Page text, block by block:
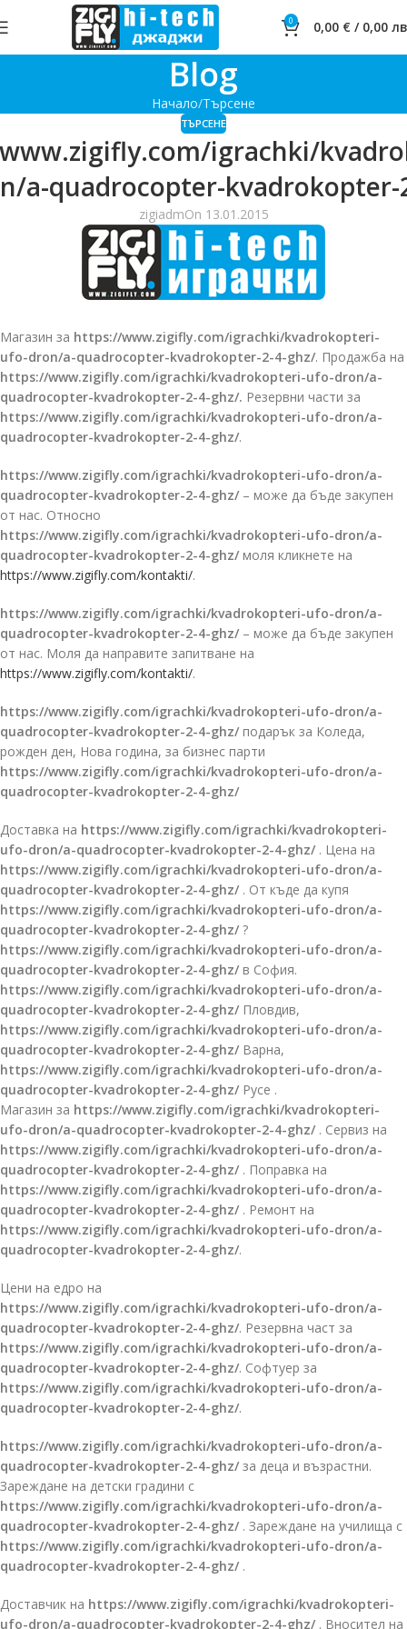
0 0,00 € / 0,00
Blog
Начало Търсене
ТЪРСЕНЕ
igrachki/
a-quadrocopter-kvadrokopter-
zigiadmOn 13.01.2015
Магазин за https://www.zigifly.com/igrachki/kvadrokopteri-
ufo-dron/a-quadrocopter-kvadrokopter-2-4-ghz/. Продажба на
https://www.zigifly.com/igrachki/kvadrokopteri-ufo-dron/a-
quadrocopter-kvadrokopter-2-4-ghz/. Резервни части за
https://www.zigifly.com/igrachki/kvadrokopteri-ufo-dron/a-
quadrocopter-kvadrokopter-2-4-ghz/.
https://www.zigifly.com/igrachki/kvadrokopteri-ufo-dron/a-
quadrocopter-kvadrokopter-2-4-ghz/ – може да бъде закупен
от нас. Относно
https://www.zigifly.com/igrachki/kvadrokopteri-ufo-dron/a-
quadrocopter-kvadrokopter-2-4-ghz/ моля кликнете на
https://www.zigifly.com/kontakti/.
https://www.zigifly.com/igrachki/kvadrokopteri-ufo-dron/a-
quadrocopter-kvadrokopter-2-4-ghz/ – може да бъде закупен
от нас. Моля да направите запитване на
https://www.zigifly.com/kontakti/.
https://www.zigifly.com/igrachki/kvadrokopteri-ufo-dron/a-
quadrocopter-kvadrokopter-2-4-ghz/ подарък за Коледа,
рожден ден, Нова година, за бизнес парти
https://www.zigifly.com/igrachki/kvadrokopteri-ufo-dron/a-
quadrocopter-kvadrokopter-2-4-ghz/
Доставка на https://www.zigifly.com/igrachki/kvadrokopteri-
ufo-dron/a-quadrocopter-kvadrokopter-2-4-ghz/ . Цена на
https://www.zigifly.com/igrachki/kvadrokopteri-ufo-dron/a-
quadrocopter-kvadrokopter-2-4-ghz/ . От къде да купя
https://www.zigifly.com/igrachki/kvadrokopteri-ufo-dron/a-
quadrocopter-kvadrokopter-2-4-ghz/ ?
https://www.zigifly.com/igrachki/kvadrokopteri-ufo-dron/a-
quadrocopter-kvadrokopter-2-4-ghz/ в София.
https://www.zigifly.com/igrachki/kvadrokopteri-ufo-dron/a-
quadrocopter-kvadrokopter-2-4-ghz/ Пловдив,
https://www.zigifly.com/igrachki/kvadrokopteri-ufo-dron/a-
quadrocopter-kvadrokopter-2-4-ghz/ Варна,
https://www.zigifly.com/igrachki/kvadrokopteri-ufo-dron/a-
quadrocopter-kvadrokopter-2-4-ghz/ Русе .
Магазин за https://www.zigifly.com/igrachki/kvadrokopteri-
ufo-dron/a-quadrocopter-kvadrokopter-2-4-ghz/ . Сервиз на
https://www.zigifly.com/igrachki/kvadrokopteri-ufo-dron/a-
quadrocopter-kvadrokopter-2-4-ghz/ . Поправка на
https://www.zigifly.com/igrachki/kvadrokopteri-ufo-dron/a-
quadrocopter-kvadrokopter-2-4-ghz/ . Ремонт на
https://www.zigifly.com/igrachki/kvadrokopteri-ufo-dron/a-
quadrocopter-kvadrokopter-2-4-ghz/.
Цени на едро на
https://www.zigifly.com/igrachki/kvadrokopteri-ufo-dron/a-
quadrocopter-kvadrokopter-2-4-ghz/. Резервна част за
https://www.zigifly.com/igrachki/kvadrokopteri-ufo-dron/a-
quadrocopter-kvadrokopter-2-4-ghz/. Софтуер за
https://www.zigifly.com/igrachki/kvadrokopteri-ufo-dron/a-
quadrocopter-kvadrokopter-2-4-ghz/.
https://www.zigifly.com/igrachki/kvadrokopteri-ufo-dron/a-
quadrocopter-kvadrokopter-2-4-ghz/ за деца и възрастни.
Зареждане на детски градини с
https://www.zigifly.com/igrachki/kvadrokopteri-ufo-dron/a-
quadrocopter-kvadrokopter-2-4-ghz/ . Зареждане на училища с
https://www.zigifly.com/igrachki/kvadrokopteri-ufo-dron/a-
quadrocopter-kvadrokopter-2-4-ghz/ .
Доставчик на https://www.zigifly.com/igrachki/kvadrokopteri-
ufo-dron/a-quadrocopter-kvadrokopter-2-4-ghz/ . Вносител на